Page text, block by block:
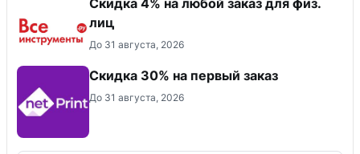
лиц
До 31 августа, 2026
Скидка 30% на первый заказ
До 31 августа, 2026